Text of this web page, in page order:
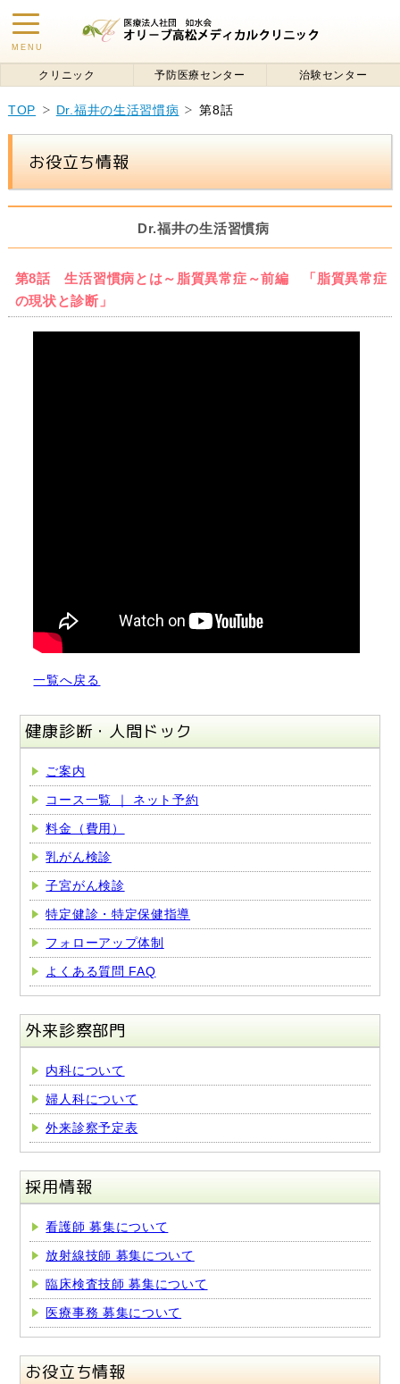
toggle
navigation
MENU
クリニック 予防医療センター 治験センター
TOP Dr.福井の生活習慣病 第8話
お役立ち情報
Dr.福井の生活習慣病
第8話 生活習慣病とは～脂質異常症～前編 「脂質異常症
の現状と診断」
一覧へ戻る
健康診断・人間ドック
ご案内
コース一覧 ｜ ネット予約
料金（費用）
乳がん検診
子宮がん検診
特定健診・特定保健指導
フォローアップ体制
よくある質問 FAQ
外来診察部門
内科について
婦人科について
外来診察予定表
採用情報
看護師 募集について
放射線技師 募集について
臨床検査技師 募集について
医療事務 募集について
お役立ち情報